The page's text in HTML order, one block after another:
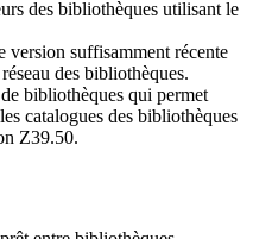
des bibliothèques utilisant le
version suffisamment récente
des bibliothèques.
bibliothèques qui permet
catalogues des bibliothèques
Z39.50.